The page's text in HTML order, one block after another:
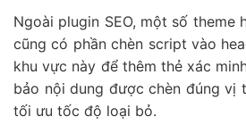
Ngoài plugin SEO, một số theme
cũng có phần chèn script vào
khu vực này để thêm thẻ xác
bảo nội dung được chèn đúng vị
tối ưu tốc độ loại bỏ.